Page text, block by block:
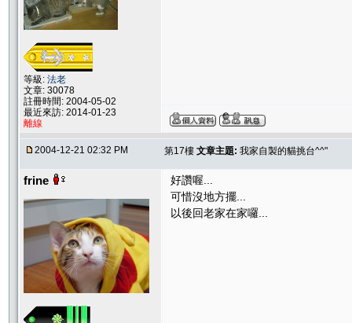
等級: 法老
文章: 30078
註冊時間: 2004-05-02
最近來訪: 2014-01-23
離線
2004-12-21 02:32 PM 第17樓 文章主題: 我家自製的貓挑台^^"
frine
好讚喔...
可惜沒地方擺...
以後回老家在家囉...